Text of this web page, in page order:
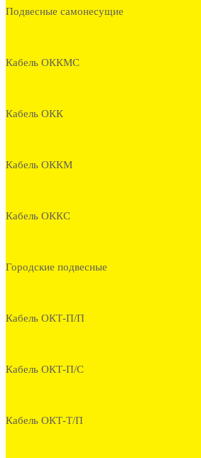
Подвесные самонесущие
Кабель ОККМС
Кабель ОКК
Кабель ОККМ
Кабель ОККС
Городские подвесные
Кабель ОКТ-П/П
Кабель ОКТ-П/С
Кабель ОКТ-Т/П